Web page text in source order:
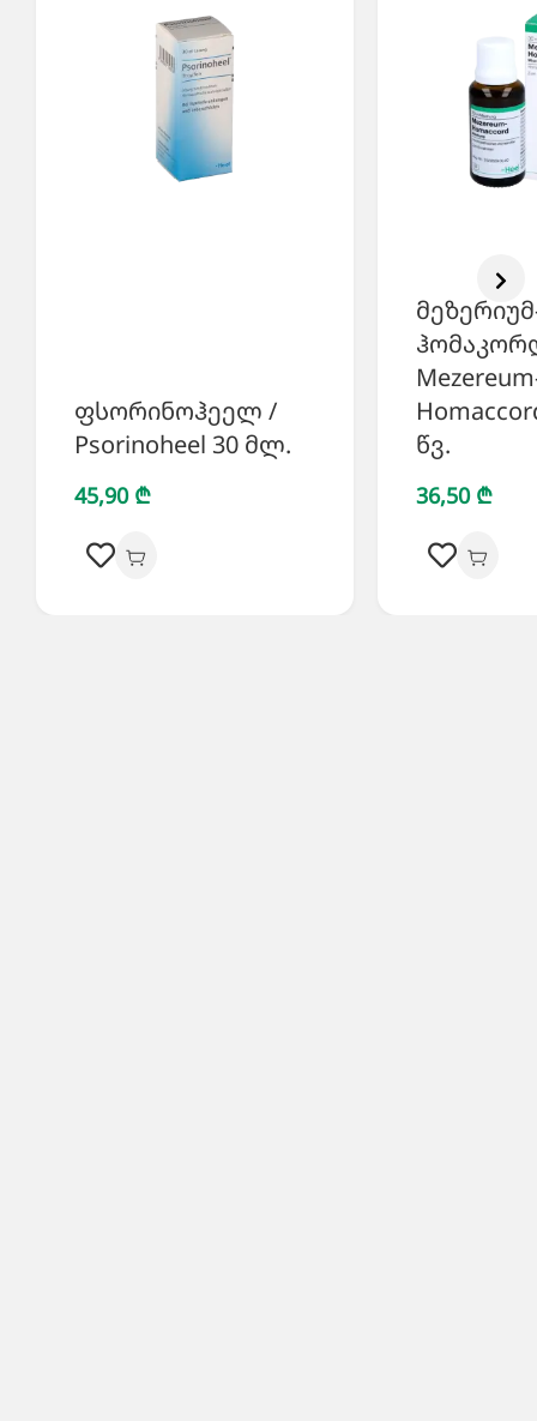
ფსორინოჰეელ /
Psorinoheel 30 მლ.
45,90 ₾
წვ.
36,50 ₾